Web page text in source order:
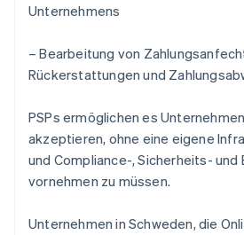
Unternehmens
– Bearbeitung von
Rückerstattungen und
PSPs ermöglichen es
akzeptieren, ohne eine eigene
und Compliance-, Sicherheits-
vornehmen zu müssen.
Unternehmen in Schweden, die